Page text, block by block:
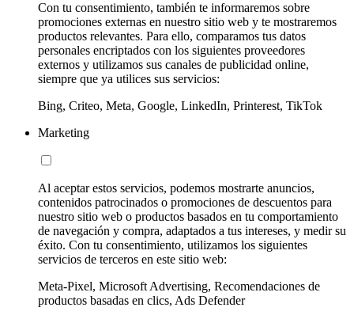
Con tu consentimiento, también te informaremos sobre
promociones externas en nuestro sitio web y te mostraremos
productos relevantes. Para ello, comparamos tus datos
personales encriptados con los siguientes proveedores
externos y utilizamos sus canales de publicidad online,
siempre que ya utilices sus servicios:
Bing, Criteo, Meta, Google, LinkedIn, Printerest, TikTok
Marketing
Al aceptar estos servicios, podemos mostrarte anuncios,
contenidos patrocinados o promociones de descuentos para
nuestro sitio web o productos basados en tu comportamiento
de navegación y compra, adaptados a tus intereses, y medir su
éxito. Con tu consentimiento, utilizamos los siguientes
servicios de terceros en este sitio web:
Meta-Pixel, Microsoft Advertising, Recomendaciones de
productos basadas en clics, Ads Defender